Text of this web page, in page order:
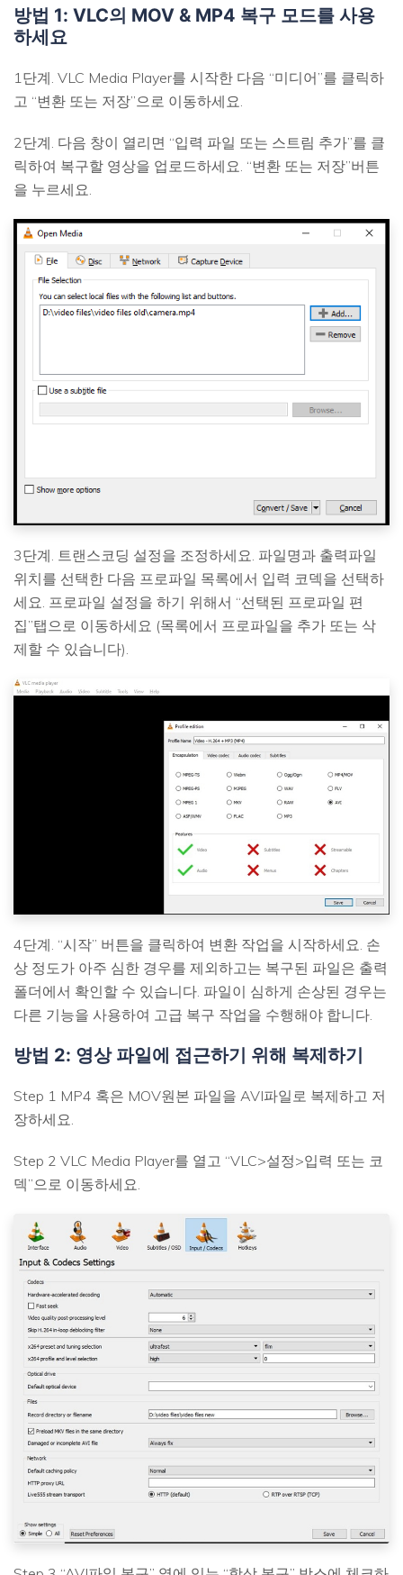
방법 1: VLC의 MOV & MP4 복구 모드를 사용
하세요
1단계. VLC Media Player를 시작한 다음 “미디어”를 클릭하
고 “변환 또는 저장”으로 이동하세요.
2단계. 다음 창이 열리면 “입력 파일 또는 스트림 추가”를 클
릭하여 복구할 영상을 업로드하세요. “변환 또는 저장”버튼
을 누르세요.
3단계. 트랜스코딩 설정을 조정하세요. 파일명과 출력파일
위치를 선택한 다음 프로파일 목록에서 입력 코덱을 선택하
세요. 프로파일 설정을 하기 위해서 “선택된 프로파일 편
집”탭으로 이동하세요 (목록에서 프로파일을 추가 또는 삭
제할 수 있습니다).
4단계. “시작” 버튼을 클릭하여 변환 작업을 시작하세요. 손
상 정도가 아주 심한 경우를 제외하고는 복구된 파일은 출력
폴더에서 확인할 수 있습니다. 파일이 심하게 손상된 경우는
다른 기능을 사용하여 고급 복구 작업을 수행해야 합니다.
방법 2: 영상 파일에 접근하기 위해 복제하기
Step 1 MP4 혹은 MOV원본 파일을 AVI파일로 복제하고 저
장하세요.
Step 2 VLC Media Player를 열고 “VLC>설정>입력 또는 코
덱”으로 이동하세요.